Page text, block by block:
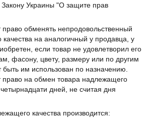
Закону Украины "О защите прав
обменять непродовольственный
на аналогичный у продавца, у
если товар не удовлетворил его
фасону, цвету, размеру или по другим
им использован по назначению.
право на обмен товара надлежащего
четырнадцати дней, не считая дня
качества производится: